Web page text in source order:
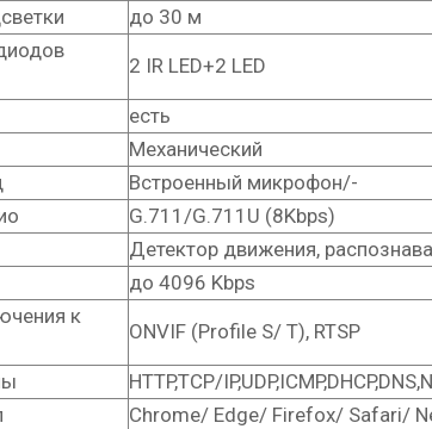
до 30 м
2 IR LED+2 LED
есть
Механический
Встроенный микрофон/-
G.711/G.711U (8Kbps)
Детектор движения,
до 4096 Kbps
к
ONVIF (Profile S/ T), RTSP
HTTP,TCP/
Chrome/ Edge/ Firefox/ Safari/